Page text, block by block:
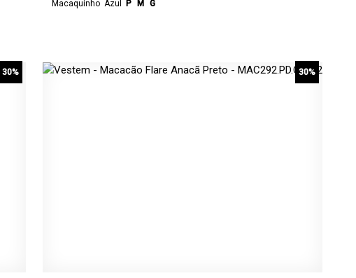
Macaquinho Azul P M G
30% 30%